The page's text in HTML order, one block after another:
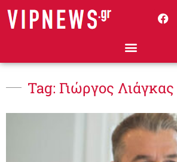
Tag: Γιώργος